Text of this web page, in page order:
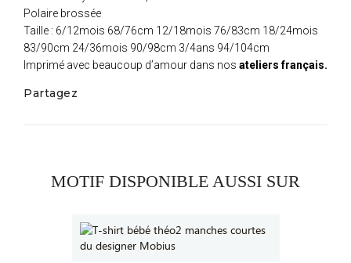
Polaire brossée
Taille : 6/12mois 68/76cm 12/18mois 76/83cm 18/24mois
83/90cm 24/36mois 90/98cm 3/4ans 94/104cm
Imprimé avec beaucoup d’amour dans nos ateliers français.
Partagez
MOTIF DISPONIBLE AUSSI SUR